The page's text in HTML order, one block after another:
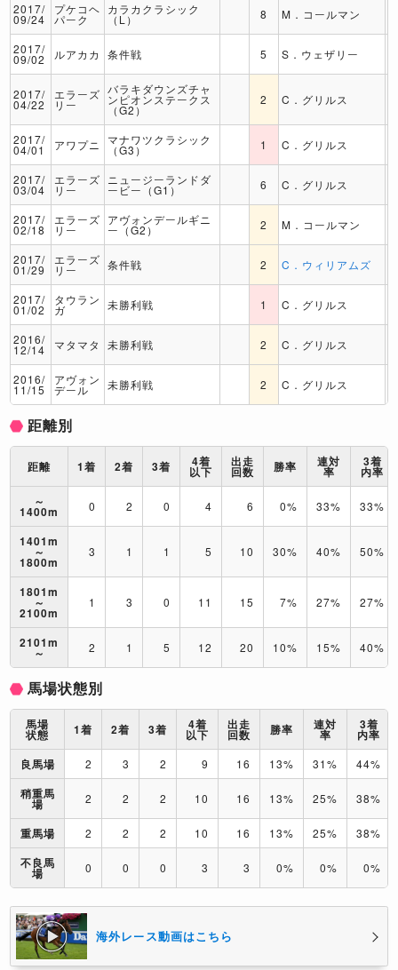
2017/
09/24
プケコヘ
パーク
カラカクラシック
（L） 8 M．コールマン
2017/
09/02 ルアカカ 条件戦 5 S．ウェザリー
2017/
04/22
エラーズ
リー
バラキダウンズチャ
ンピオンステークス
（G2）
2 C．グリルス
2017/
04/01 アワプニ マナワツクラシック
（G3） 1 C．グリルス
2017/
03/04
エラーズ
リー
ニュージーランドダ
ービー（G1） 6 C．グリルス
2017/
02/18
エラーズ
リー
アヴォンデールギニ
ー（G2） 2 M．コールマン
2017/
01/29
エラーズ
リー 条件戦 2 C．ウィリアムズ
2017/
01/02
タウラン
ガ 未勝利戦 1 C．グリルス
2016/
12/14 マタマタ 未勝利戦 2 C．グリルス
2016/
11/15
アヴォン
デール 未勝利戦 2 C．グリルス
距離別
距離 1着 2着 3着 4着
以下
出走
回数 勝率 連対
率
3着
内率
～
1400m 0 2 0 4 6 0% 33% 33%
1401m
～
1800m
3 1 1 5 10 30% 40% 50%
1801m
～
2100m
1 3 0 11 15 7% 27% 27%
2101m
～ 2 1 5 12 20 10% 15% 40%
馬場状態別
馬場
状態 1着 2着 3着 4着
以下
出走
回数 勝率 連対
率
3着
内率
良馬場
2 3 2 9 16 13% 31% 44%
稍重馬
場 2 2 2 10 16 13% 25% 38%
重馬場 2 2 2 10 16 13% 25% 38%
不良馬
場 0 0 0 3 3 0% 0% 0%
海外レース動画はこちら